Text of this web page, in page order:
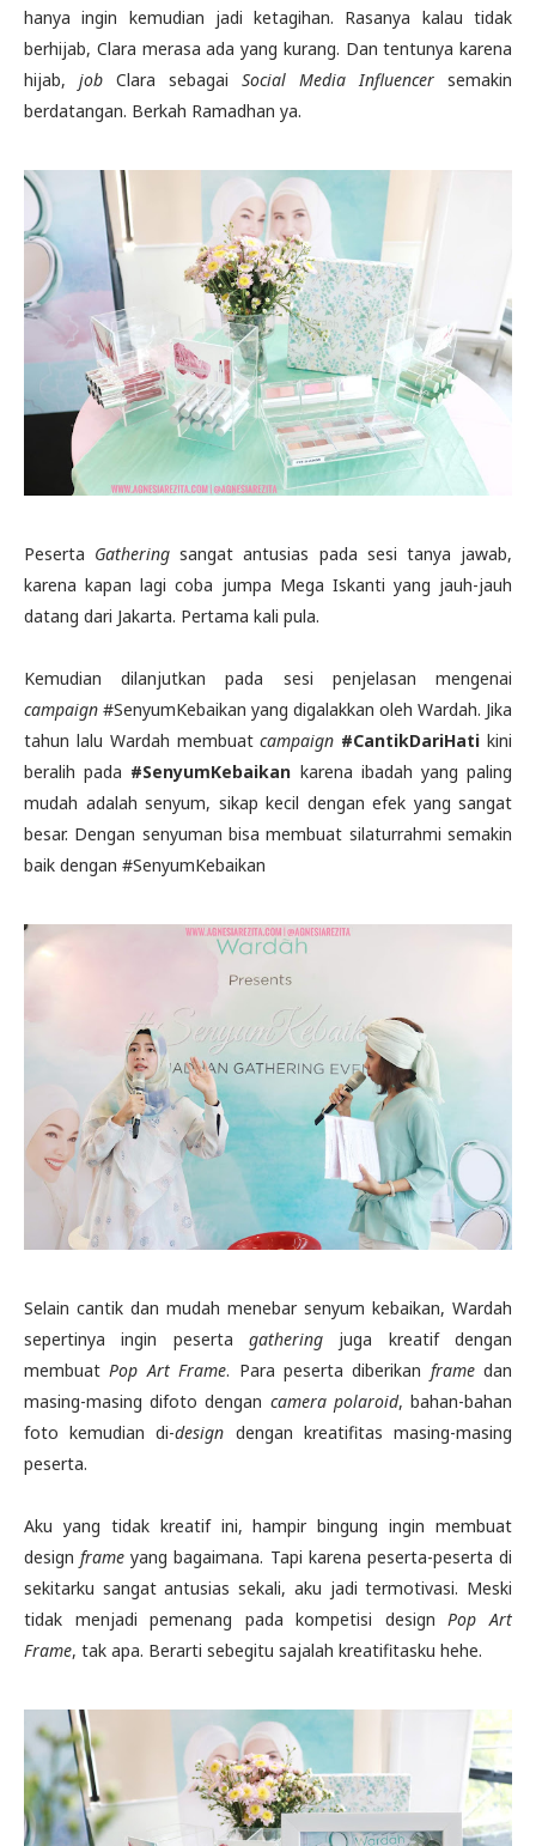
hanya ingin kemudian jadi ketagihan. Rasanya kalau tidak
berhijab, Clara merasa ada yang kurang. Dan tentunya karena
hijab, job Clara sebagai Social Media Influencer semakin
berdatangan. Berkah Ramadhan ya.
Peserta Gathering sangat antusias pada sesi tanya jawab,
karena kapan lagi coba jumpa Mega Iskanti yang jauh-jauh
datang dari Jakarta. Pertama kali pula.
Kemudian dilanjutkan pada sesi penjelasan mengenai
campaign #SenyumKebaikan yang digalakkan oleh Wardah. Jika
tahun lalu Wardah membuatcampaign #CantikDariHati kini
beralih pada #SenyumKebaikan karena ibadah yang paling
mudah adalah senyum, sikap kecil dengan efek yang sangat
besar. Dengan senyuman bisa membuat silaturrahmi semakin
baik dengan #SenyumKebaikan
Selain cantik dan mudah menebar senyum kebaikan, Wardah
sepertinya ingin peserta gathering juga kreatif dengan
membuat Pop Art Frame. Para peserta diberikan framedan
masing-masing difoto dengan camera polaroid, bahan-bahan
foto kemudian di-design dengan kreatifitas masing-masing
peserta.
Aku yang tidak kreatif ini, hampir bingung ingin membuat
designframe yang bagaimana. Tapi karena peserta-peserta di
sekitarku sangat antusias sekali, aku jadi termotivasi. Meski
tidak menjadi pemenang pada kompetisi design Pop Art
Frame, tak apa. Berarti sebegitu sajalah kreatifitasku hehe.